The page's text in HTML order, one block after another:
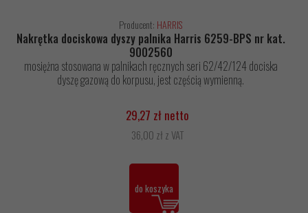
Producent: HARRIS
Nakrętka dociskowa dyszy palnika Harris 6259-BPS nr kat.
9002560
mosiężna stosowana w palnikach ręcznych seri 62/42/124 dociska
dyszę gazową do korpusu, jest częścią wymienną.
29,27 zł netto
36,00 zł z VAT
do koszyka